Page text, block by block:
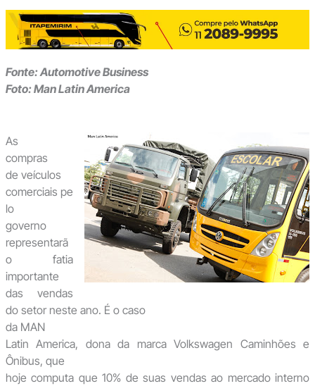
Fonte: Automotive Business
Foto: Man Latin America
As
compras
de veículos
comerciais pe
lo
governo
representarã
o fatia
importante
das vendas
do setor neste ano. É o caso
da MAN
Latin America, dona da marca Volkswagen Caminhões e
Ônibus, que
hoje computa que 10% de suas vendas ao mercado interno